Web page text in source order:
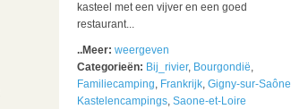
kasteel met een vijver en een goed
restaurant...
..Meer: weergeven
Categorieën: Bij_rivier, Bourgondië,
Familiecamping, Frankrijk, Gigny-sur-Saône
Kastelencampings, Saone-et-Loire